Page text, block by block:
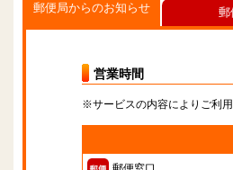
郵便局からのお知らせ
営業時間
※サービスの内容によりご利
郵